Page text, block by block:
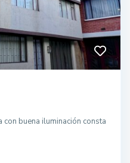
buena iluminación consta